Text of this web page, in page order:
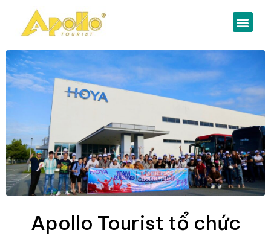
Apollo Tourist tổ chức